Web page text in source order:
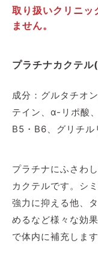
取り扱いクリニッ
ません。
プラチナカクテ
成分：グルタチオ
テイン、α-リポ酸
B5・B6、グリチル
プラチナにふさわ
カクテルです。シ
強力に抑える他、
めるなど様々な効
で体内に補充します